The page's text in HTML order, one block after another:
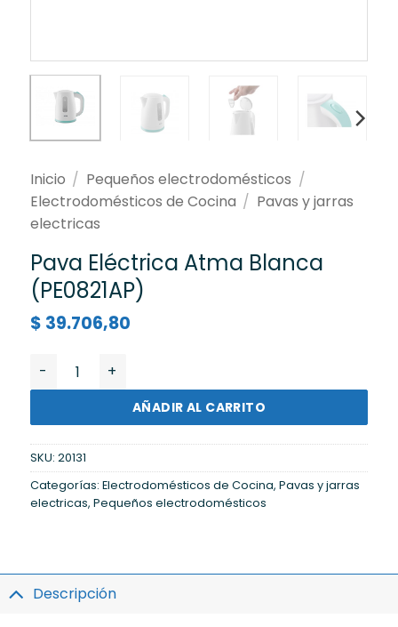
Inicio / Pequeños electrodomésticos /
Electrodomésticos de Cocina / Pavas y jarras
electricas
Pava Eléctrica Atma Blanca
(PE0821AP)
$ 39.706,80
Pava Eléctrica Atma Blanca (PE0821AP) cantidad
AÑADIR AL CARRITO
SKU: 20131
Categorías: Electrodomésticos de Cocina, Pavas y jarras
electricas, Pequeños electrodomésticos
Descripción